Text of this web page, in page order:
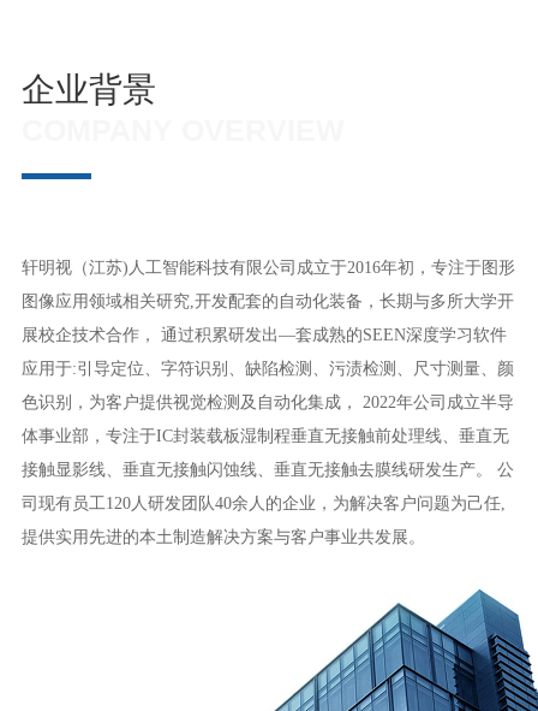
企业背景
轩明视（江苏)人工智能科技有限公司成立于2016年初，专注于图形
图像应用领域相关研究,开发配套的自动化装备，长期与多所大学开
展校企技术合作， 通过积累研发出—套成熟的SEEN深度学习软件
应用于:引导定位、字符识别、缺陷检测、污渍检测、尺寸测量、颜
色识别，为客户提供视觉检测及自动化集成， 2022年公司成立半导
体事业部，专注于IC封装载板湿制程垂直无接触前处理线、垂直无
接触显影线、垂直无接触闪蚀线、垂直无接触去膜线研发生产。 公
司现有员工120人研发团队40余人的企业，为解决客户问题为己任,
提供实用先进的本土制造解决方案与客户事业共发展。